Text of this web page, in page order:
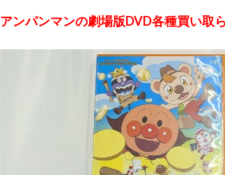
アンパンマンの劇場版DVD各種買い取